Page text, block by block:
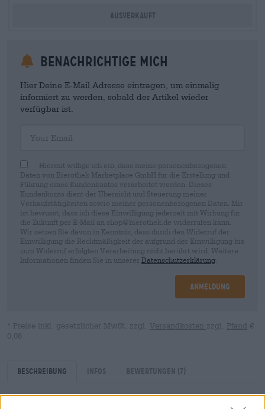
Ausverkauft
Benachrichtige mich
Hier Deine E-Mail Adresse eintragen, um einmalig
informiert zu werden, sobald der Artikel wieder
verfügbar ist.
Hiermit willige ich ein, dass meine personenbezogenen
Daten von Bierothek Marketplace GmbH für die Erstellung und
Führung eines Kundenkontos verarbeitet werden. Dieses
Kundenkonto dient der Übersicht und Steuerung meiner
Verkaufstätigkeiten sowie meiner personenbezogenen Daten. Mir
ist bewusst, dass ich diese Einwilligung jederzeit mit Wirkung für
die Zukunft per E-Mail an shop@bierothek.de widerrufen kann.
Wir setzen Sie davon in Kenntnis, dass durch den Widerruf der
Einwilligung die Rechtmäßigkeit der aufgrund der Einwilligung bis
zum Widerruf erfolgten Verarbeitung nicht berührt wird. Weitere
Informationen finden Sie in unserer Datenschutzerklärung
Anmeldung
* Preise inkl. gesetzlicher MwSt. zzgl. Versandkosten zzgl. Pfand €
0,08
Beschreibung Infos Bewertungen (7)